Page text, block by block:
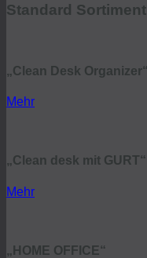
Standard
„Clean Desk Organizer“
Mehr
„Clean desk mit GURT“
Mehr
„HOME OFFICE“